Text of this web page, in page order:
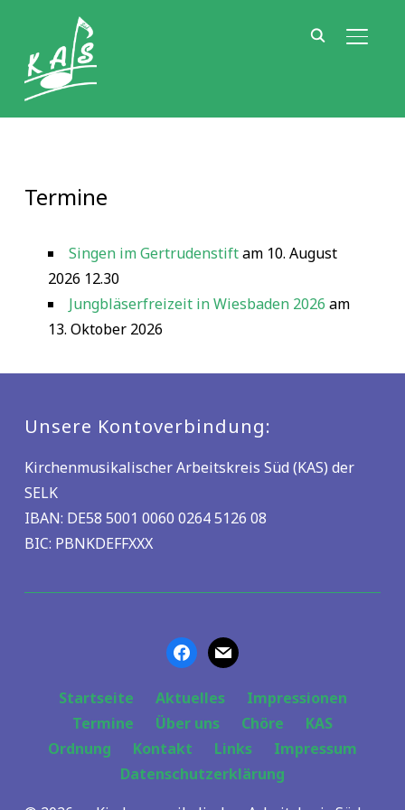
Termine
Singen im Gertrudenstiftam 10. August
2026 12.30
Jungbläserfreizeit in Wiesbaden 2026 am
13. Oktober 2026
Unsere Kontoverbindung:
Kirchenmusikalischer Arbeitskreis Süd (KAS) der
SELK
IBAN: DE58 5001 0060 0264 5126 08
BIC: PBNKDEFFXXX
Startseite Aktuelles
Impressionen
Termine
Über uns Chöre
KAS
Ordnung
Kontakt Links
Impressum
Datenschutzerklärung